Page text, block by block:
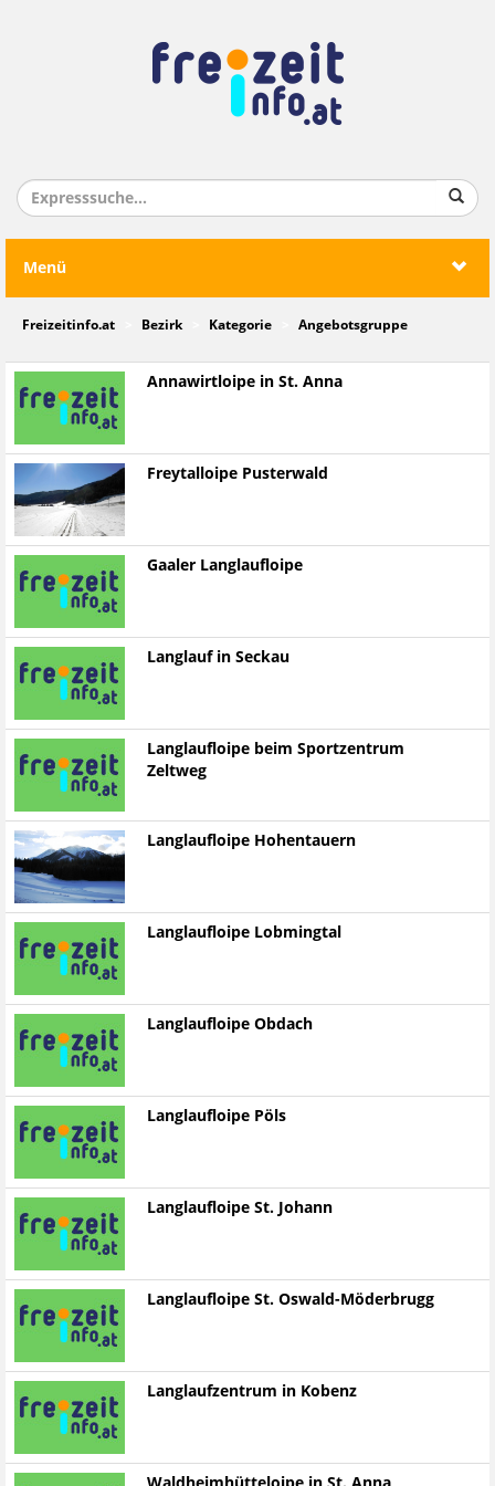
Menü
Freizeitinfo.at Bezirk Kategorie Angebotsgruppe
Annawirtloipe in St. Anna
Freytalloipe Pusterwald
Gaaler Langlaufloipe
Langlauf in Seckau
Langlaufloipe beim Sportzentrum
Zeltweg
Langlaufloipe Hohentauern
Langlaufloipe Lobmingtal
Langlaufloipe Obdach
Langlaufloipe Pöls
Langlaufloipe St. Johann
Langlaufloipe St. Oswald-Möderbrugg
Langlaufzentrum in Kobenz